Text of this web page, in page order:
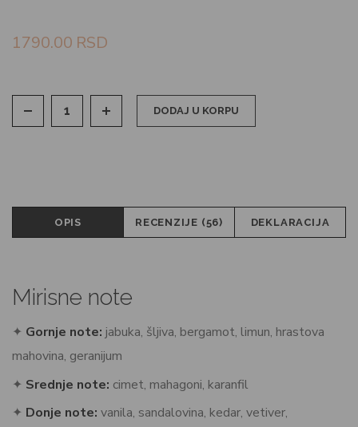
1790.00 RSD
DODAJ U KORPU
OPIS RECENZIJE (56) DEKLARACIJA
Mirisne note
✦ Gornje note: jabuka, šljiva, bergamot, limun, hrastova
mahovina, geranijum
✦ Srednje note: cimet, mahagoni, karanfil
✦ Donje note: vanila, sandalovina, kedar, vetiver,